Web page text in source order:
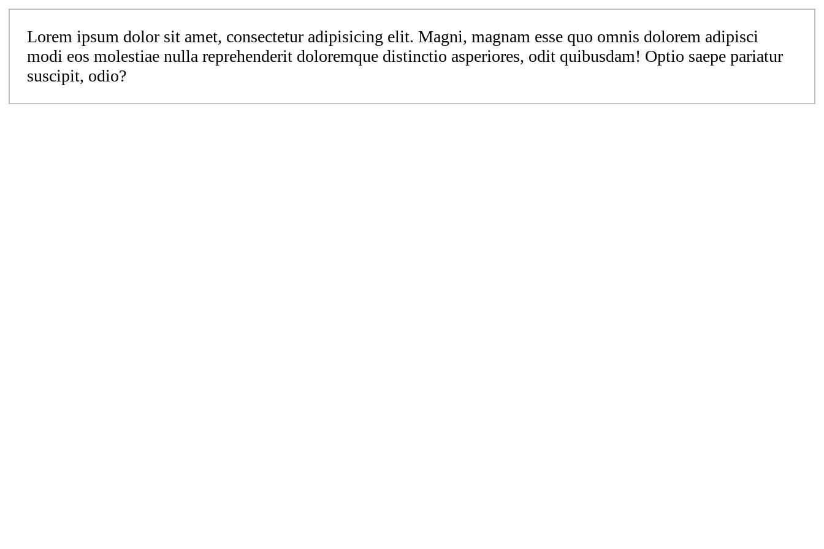
Lorem ipsum dolor sit amet, consectetur adipisicing elit. Magni, magnam esse quo omnis dolorem adipisci
modi eos molestiae nulla reprehenderit doloremque distinctio asperiores, odit quibusdam! Optio saepe pariatur
suscipit, odio?